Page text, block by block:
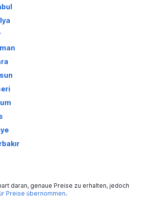
daran, genaue Preise zu erhalten, jedoch
Preise übernommen.